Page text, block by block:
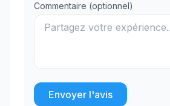
Commentaire (optionnel)
Envoyer l'avis